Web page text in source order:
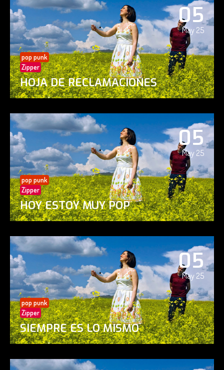
05
May 25
pop punk
Zipper
HOJA DE RECLAMACIONES
05
May 25
pop punk
Zipper
HOY ESTOY MUY POP
05
May 25
pop punk
Zipper
SIEMPRE ES LO MISMO